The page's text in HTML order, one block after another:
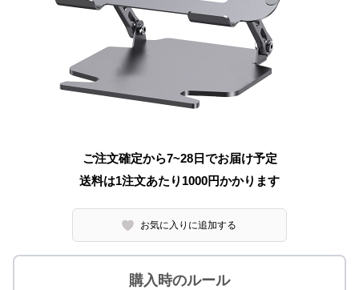
ご注文確定から7~28日でお届け予定
送料は1注文あたり 1000円かかります
お気に入りに追加する
購入時のルール